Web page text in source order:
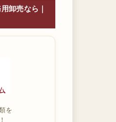
卸売なら｜
を